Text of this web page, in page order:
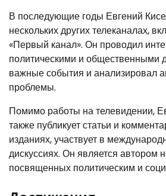
В последующие годы Евгений
нескольких других телеканалах,
«Первый канал». Он проводил
политическими и общественными
важные события и анализировал
проблемы.
Помимо работы на телевидении,
также публикует статьи и
изданиях, участвует в
дискуссиях. Он является автором
посвященных политическим и